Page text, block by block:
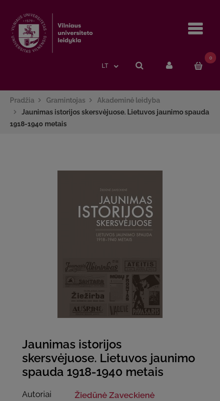
LT
0
Pradžia Gramintojas
Akademinė leidyba
Jaunimas istorijos skersvėjuose. Lietuvos jaunimo spauda
1918-1940 metais
Jaunimas istorijos
skersvėjuose. Lietuvos jaunimo
spauda 1918-1940 metais
Autoriai
Žiedūnė Zaveckienė